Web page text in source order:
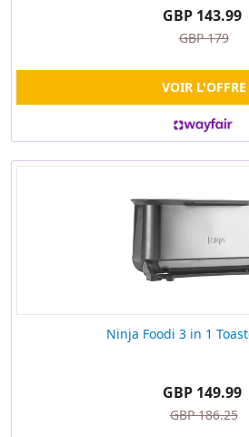
GBP 143.99
GBP 179
VOIR L'OFFRE
Ninja Foodi 3 in 1
GBP 149.99
GBP 186.25